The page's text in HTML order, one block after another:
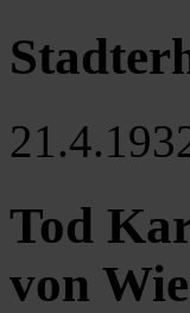
Tod
von